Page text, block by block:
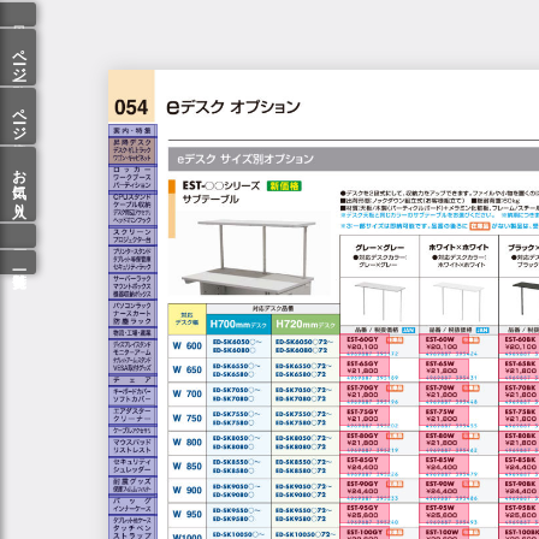
ページ一覧
ページ検索
お気に入り